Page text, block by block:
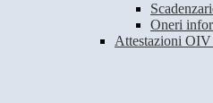
Oneri
Attestazioni OIV